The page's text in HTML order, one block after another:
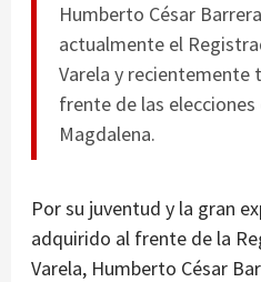
Humberto César
actualmente el
Varela y recientemente
frente de las elecciones
Magdalena.
Por su juventud y la gran
adquirido al frente de la
Varela, Humberto César